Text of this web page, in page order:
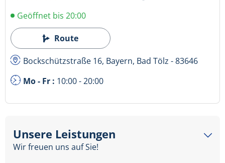
Geöffnet bis 20:00
Route
Bockschützstraße 16, Bayern, Bad Tölz - 83646
Mo - Fr : 10:00 - 20:00
Unsere Leistungen
Wir freuen uns auf Sie!